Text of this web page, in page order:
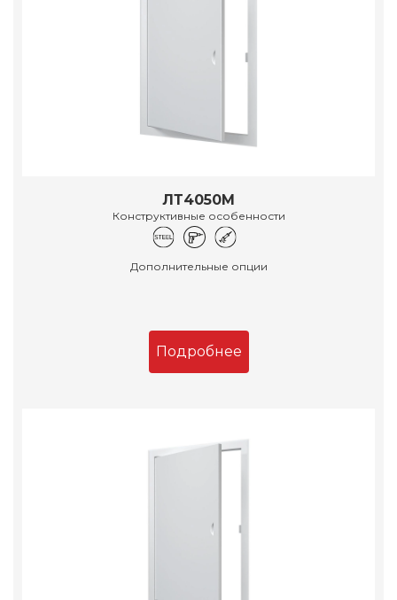
ЛТ4050М
Конструктивные особенности
Дополнительные опции
Подробнее